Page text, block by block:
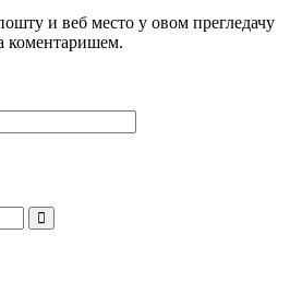
и веб место у овом прегледачу
коментаришем.